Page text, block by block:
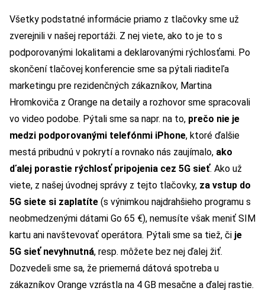
Všetky podstatné informácie priamo z tlačovky sme už
zverejnili v našej reportáži. Z nej viete, ako to je to s
podporovanými lokalitami a deklarovanými rýchlosťami. Po
skončení tlačovej konferencie sme sa pýtali riaditeľa
marketingu pre rezidenčných zákazníkov, Martina
Hromkoviča z Orange na detaily a rozhovor sme spracovali
vo video podobe. Pýtali sme sa napr. na to, prečo nie je
medzi podporovanými telefónmi iPhone, ktoré ďalšie
mestá pribudnú v pokrytí a rovnako nás zaujímalo, ako
ďalej porastie rýchlosť pripojenia cez 5G sieť. Ako už
viete, z našej úvodnej správy z tejto tlačovky, za vstup do
5G siete si zaplatíte (s výnimkou najdrahšieho programu s
neobmedzenými dátami Go 65 €), nemusíte však meniť SIM
kartu ani navštevovať operátora. Pýtali sme sa tiež, či je
5G sieť nevyhnutná, resp. môžete bez nej ďalej žiť.
Dozvedeli sme sa, že priemerná dátová spotreba u
zákazníkov Orange vzrástla na 4 GB mesačne a ďalej rastie.